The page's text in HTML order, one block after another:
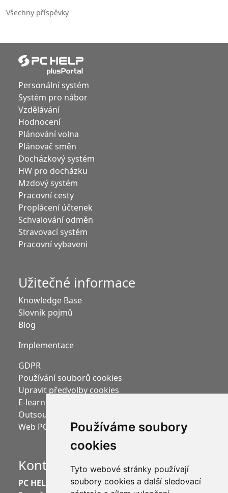
Používáme soubory
cookies
Tyto webové stránky používají
soubory cookies a další sledovací
Všechny příspěvky
Personální systém
Systém pro nábor
Vzdělávání
Hodnocení
Plánování volna
Plánovač směn
Docházkový systém
HW pro docházku
Mzdový systém
Pracovní cesty
Proplácení účtenek
Schvalování odměn
Stravovací systém
Pracovní vybaveni
Užitečné informace
Knowledge Base
Slovník pojmů
Blog
Implementace
GDPR
Používání souborů cookies
Upravit předvolby cookies
E-learning Moodle
Outsourcing mezd
Web PC HELP, a.s.
Kontakt
PC HELP, a.s.